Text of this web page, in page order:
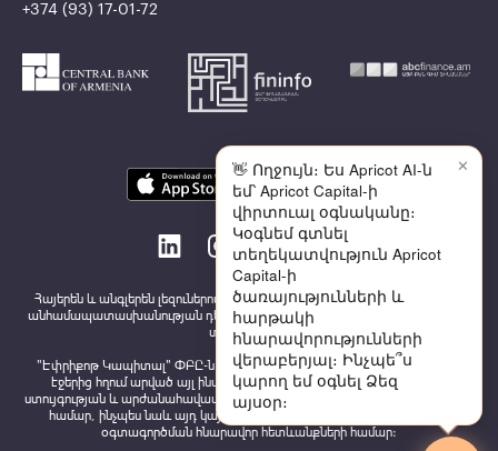
+374 (93) 17-01-72
Հայերեն և անգլերեն լեզուներով հրապարակված տեղեկատվության միջև
անհամապատասխանության դեպքում անհրաժեշտ է ղեկավարվել հայերեն
տարբերակով
"Էփրիքոթ Կապիտալ" ՓԲԸ-ն պատասխանատվություն չի կրում` կայքի
էջերից հղում արված այլ ինտերնետային կայքերի բովանդակության
ստույգության և արժանահավատության, այնտեղ տեղադրված գովազդների
համար, ինչպես նաև այդ կայքերում տեղադրված տեղեկատվության
օգտագործման հնարավոր հետևանքների համար:
✕
👋 Ողջույն։ Ես Apricot AI-ն
եմ՝ Apricot Capital-ի
վիրտուալ օգնականը։
Կօգնեմ գտնել
տեղեկատվություն Apricot
Capital-ի
ծառայությունների և
հարթակի
հնարավորությունների
վերաբերյալ։ Ինչպե՞ս
կարող եմ օգնել Ձեզ
այսօր։